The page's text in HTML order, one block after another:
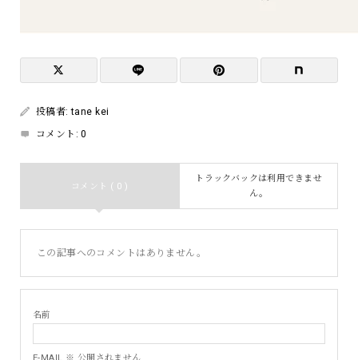
投稿者:tane kei
コメント:0
コメント ( 0 )
トラックバックは利用できませ
ん。
この記事へのコメントはありません。
名前